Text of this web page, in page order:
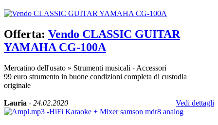
Offerta: Vendo CLASSIC GUITAR
YAMAHA CG-100A
Mercatino dell'usato » Strumenti musicali - Accessori
99 euro strumento in buone condizioni completa di custodia
originale
Lauria - 24.02.2020 Vedi dettagli